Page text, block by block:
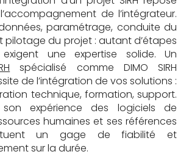
de l’intégrateur.
paramétrage, conduite du
du projet : autant d’étapes
une expertise solide. Un
spécialisé comme DIMO SIRH
de l’intégration de vos solutions :
technique, formation, support.
son expérience des logiciels de
humaines et ses références
un gage de fiabilité et
sur la durée.